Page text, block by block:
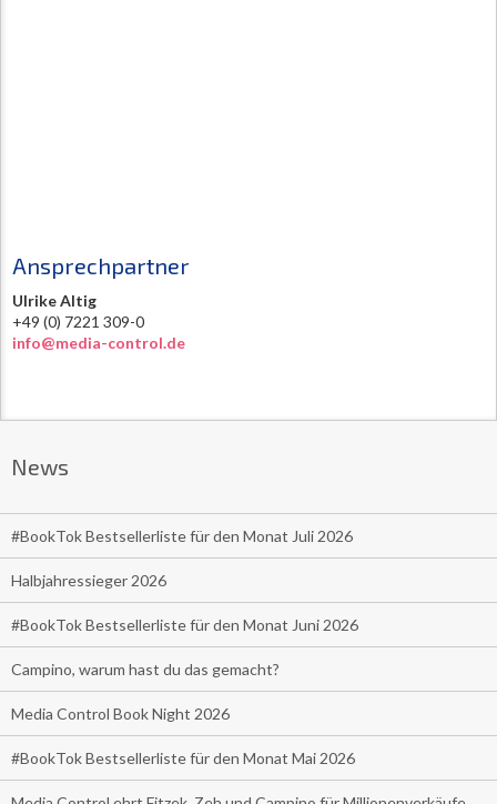
Ansprechpartner
Ulrike Altig
+49 (0) 7221 309-0
info@media-control.de
News
#BookTok Bestsellerliste für den Monat Juli 2026
Halbjahressieger 2026
#BookTok Bestsellerliste für den Monat Juni 2026
Campino, warum hast du das gemacht?
Media Control Book Night 2026
#BookTok Bestsellerliste für den Monat Mai 2026